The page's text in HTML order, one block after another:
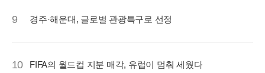
9 경주·해운대, 글로벌 관광특구로 선정
10 FIFA의 월드컵 지분 매각, 유럽이 멈춰 세웠다